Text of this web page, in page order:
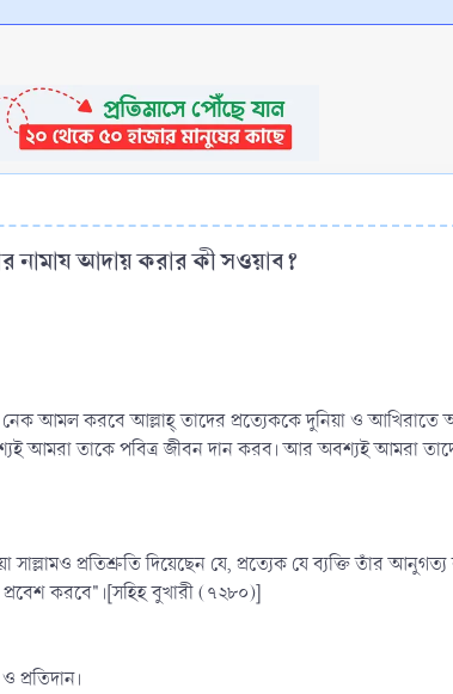
আদায় করার কী সওয়াব?​
আমল করবে আল্লাহ্‌ তাদের প্রত্যেককে দুনিয়া ও আখিরাতে
আমরা তাকে পবিত্র জীবন দান করব। আর অবশ্যই আমরা
সাল্লামও প্রতিশ্রুতি দিয়েছেন যে, প্রত্যেক যে ব্যক্তি তাঁর
করবে"।[সহিহ বুখারী (৭২৮০)]